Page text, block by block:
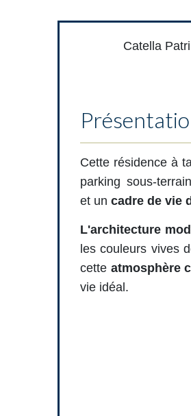
Catella
Cette résidence à
parking sous-
et uncadre de vie
L'architecture
les couleurs vives
cette atmosphère
vie idéal.